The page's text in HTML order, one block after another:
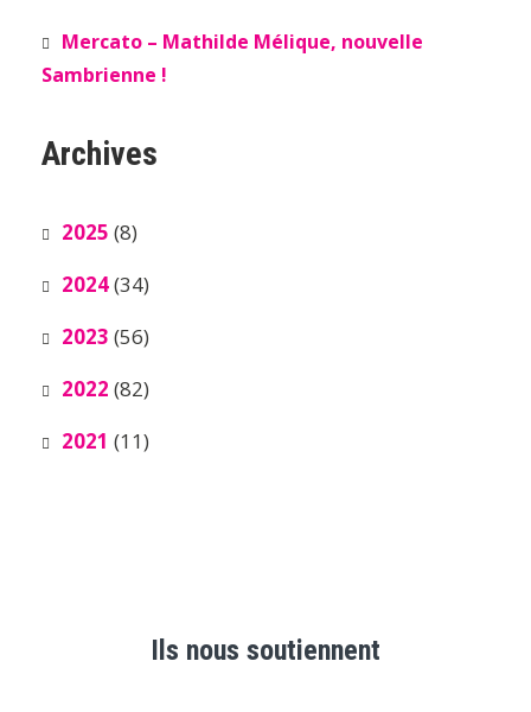
Mercato – Mathilde Mélique, nouvelle
Sambrienne !
Archives
2025 (8)
2024(34)
2023 (56)
2022 (82)
2021 (11)
Ils nous soutiennent